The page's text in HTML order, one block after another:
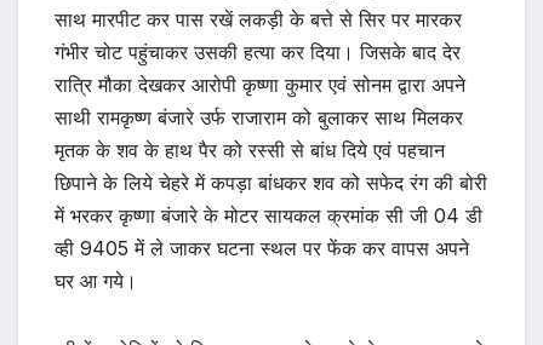
साथ मारपीट कर पास रखें लकड़ी के बत्ते से सिर पर मारकर
गंभीर चोट पहुंचाकर उसकी हत्या कर दिया। जिसके बाद देर
रात्रि मौका देखकर आरोपी कृष्णा कुमार एवं सोनम द्वारा अपने
साथी रामकृष्ण बंजारे उर्फ राजाराम को बुलाकर साथ मिलकर
मृतक के शव के हाथ पैर को रस्सी से बांध दिये एवं पहचान
छिपाने के लिये चेहरे में कपड़ा बांधकर शव को सफेद रंग की बोरी
में भरकर कृष्णा बंजारे के मोटर सायकल क्रमांक सी जी 04 डी
व्ही 9405 में ले जाकर घटना स्थल पर फेंक कर वापस अपने
घर आ गये।